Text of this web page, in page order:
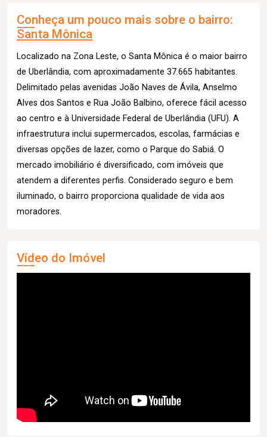
Conheça um pouco mais sobre o bairro:
Santa Mônica
Localizado na Zona Leste, o Santa Mônica é o maior bairro
de Uberlândia, com aproximadamente 37.665 habitantes.
Delimitado pelas avenidas João Naves de Ávila, Anselmo
Alves dos Santos e Rua João Balbino, oferece fácil acesso
ao centro e à Universidade Federal de Uberlândia (UFU). A
infraestrutura inclui supermercados, escolas, farmácias e
diversas opções de lazer, como o Parque do Sabiá. O
mercado imobiliário é diversificado, com imóveis que
atendem a diferentes perfis. Considerado seguro e bem
iluminado, o bairro proporciona qualidade de vida aos
moradores.
Vídeo do Imóvel